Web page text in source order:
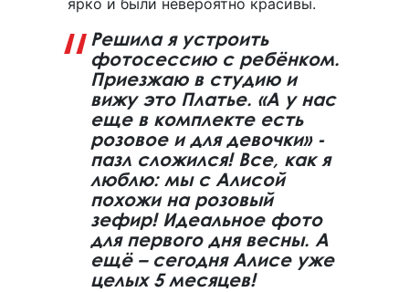
ярко и были невероятно красивы.
Решила я устроить
фотосессию с ребёнком.
Приезжаю в студию и
вижу это Платье. «А у нас
еще в комплекте есть
розовое и для девочки» -
пазл сложился! Все, как я
люблю: мы с Алисой
похожи на розовый
зефир! Идеальное фото
для первого дня весны. А
ещё – сегодня Алисе уже
целых 5 месяцев!